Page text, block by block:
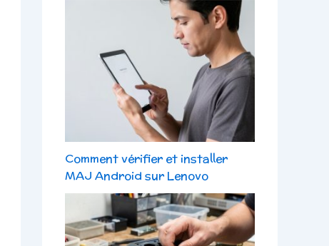
Comment vérifier et installer
MAJ Android sur Lenovo